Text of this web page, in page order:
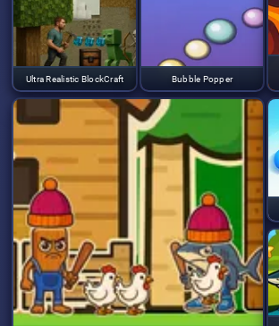
Ultra Realistic BlockCraft Bubble Popper